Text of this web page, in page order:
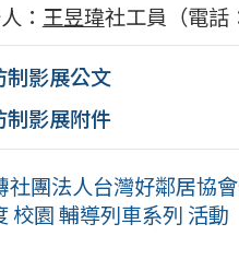
： 王昱瑋社工員（電話
制影展公文
制影展附件
團法人台灣好鄰居協
園 輔導列車系列 活動